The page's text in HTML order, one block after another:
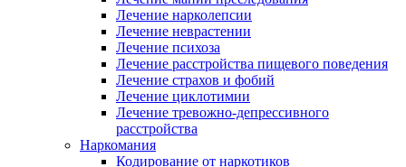
Лечение нарколепсии
Лечение неврастении
Лечение психоза
Лечение расстройства пищевого поведения
Лечение страхов и фобий
Лечение циклотимии
Лечение тревожно-депрессивного
расстройства
Наркомания
Кодирование от наркотиков